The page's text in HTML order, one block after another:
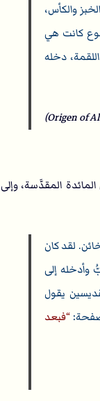
والكأس،
كانت هي
دخله
المقدَّسة، وإلى
لقد كان
وأدخله إلى
يقول
فبعد